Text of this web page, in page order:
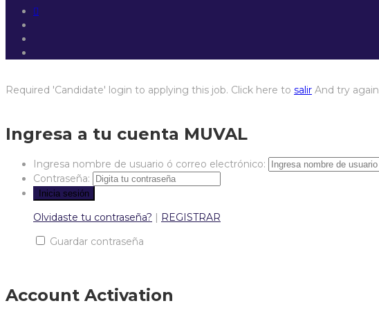
Required 'Candidate' login to applying this job. Click here to salir And try again
Ingresa a tu cuenta MUVAL
Ingresa nombre de usuario ó correo electrónico:
Contraseña:
Olvidaste tu contraseña?
REGISTRAR
Guardar contraseña
Account Activation